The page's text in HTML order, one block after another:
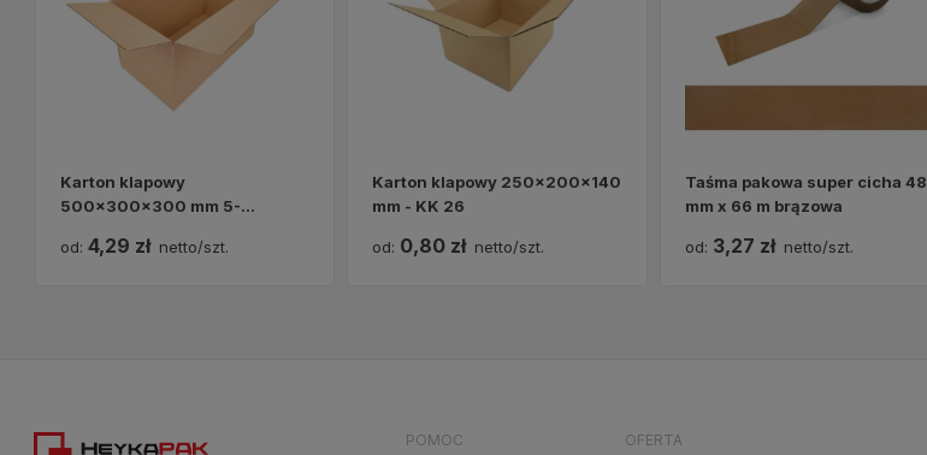
Karton klapowy
500x300x300 mm 5-
od: 4,29 zł netto/szt.
Karton klapowy 250x200x140
mm - KK 26
od: 0,80 zł netto/szt.
Taśma pakowa super cicha 48
mm x 66 m brązowa
od: 3,27 zł netto/szt.
POMOC OFERTA